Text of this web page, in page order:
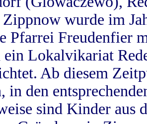
wurde im
Pfarrei Freudenfier
ein Lokalvikariat
Ab diesem
in den
sind Kinder aus